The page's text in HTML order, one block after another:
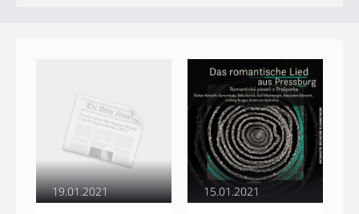
19.01.2021 15.01.2021